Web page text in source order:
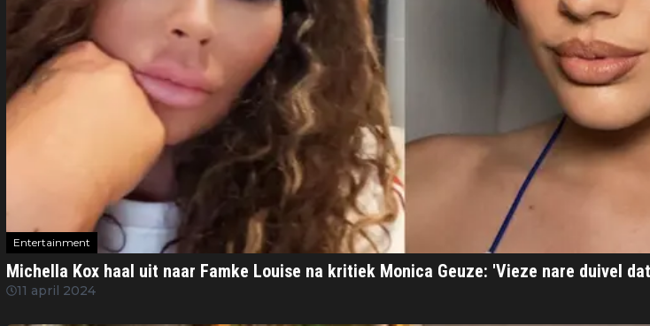
Entertainment
Michella Kox haal uit naar Famke Louise na kritiek Monica Geuze: 'Vieze nare duivel
11 april 2024